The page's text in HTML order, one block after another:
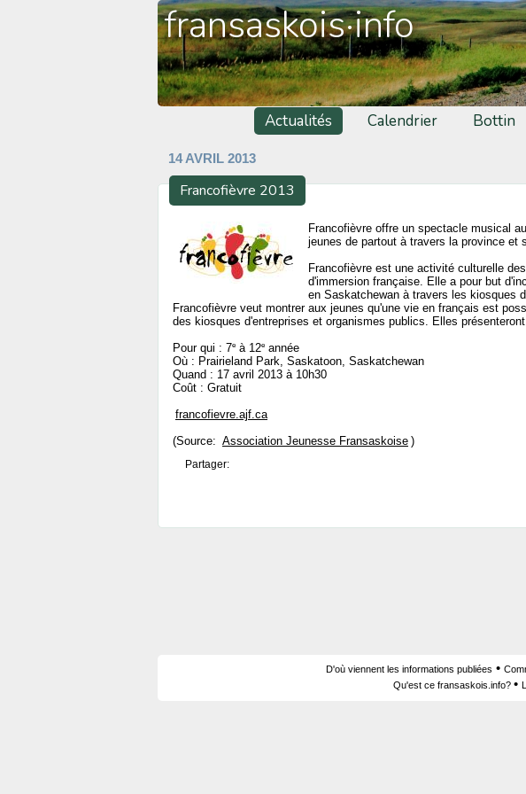
fransaskois·info
Actualités Calendrier Bottin
14 AVRIL 2013
Francofièvre 2013
Francofièvre offre un spectacle musical
jeunes de partout à travers la province et
Francofièvre est une activité culturelle
d'immersion française. Elle a pour but
en Saskatchewan à travers les kiosques
Francofièvre veut montrer aux jeunes qu'une vie en français est
des kiosques d'entreprises et organismes publics. Elles
Pour qui : 7e à 12e année
Où : Prairieland Park, Saskatoon, Saskatchewan
Quand : 17 avril 2013 à 10h30
Coût : Gratuit
francofievre.ajf.ca
(Source: Association Jeunesse Fransaskoise )
Partager:
D'où viennent les informations publiées •
Qu'est ce fransaskois.info? •